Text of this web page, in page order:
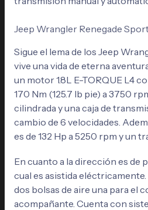
Jeep Wrangler Renegade
Sigue el lema de los Jeep
vive una vida de eterna
un motor 1.8L E-TORQUE L4
170 Nm (125.7 lb pie) a 3750
cilindrada y una caja de
cambio de 6 velocidades.
es de 132 Hp a 5250 rpm y un
En cuanto a la dirección es de
cual es asistida
dos bolsas de aire una para el
acompañante. Cuenta con